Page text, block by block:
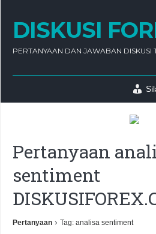
DISKUSI
PERTANYAAN DAN JAWABAN DISKUSI
Pertanyaan
sentiment
Pertanyaan › Tag: analisa sentiment